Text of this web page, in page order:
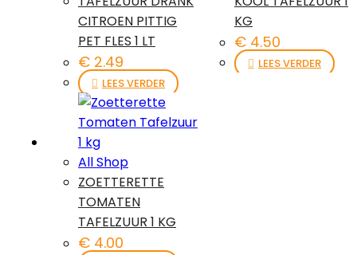
CITROEN PITTIG
PET FLES 1 LT
€ 2.49
LEES VERDER
KG
€ 4.50
LEES VERDER
All Shop
ZOETTERETTE
TOMATEN
TAFELZUUR 1 KG
€ 4.00